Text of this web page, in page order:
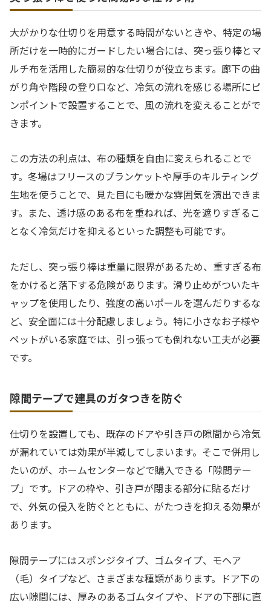
大がかりな仕切りを用意する時間がないときや、特定の場
所だけを一時的にガードしたい場合には、突っ張り棒とマ
ルチ布を活用した簡易的な仕切りが役立ちます。廊下の曲
がり角や階段の登り口など、冷気の流れを感じる場所にピ
ンポイントで設置することで、風の流れを変えることがで
きます。
この方法の利点は、布の種類を自由に変えられることで
す。冬場はフリースのブランケットや厚手のキルティング
生地を使うことで、見た目にも暖かな雰囲気を演出できま
す。また、透け感のある布を重ねれば、光を遮りすぎるこ
となく冷気だけを抑えるといった調整も可能です。
ただし、突っ張り棒は重量に限界があるため、重すぎる布
をかけると落下する危険があります。滑り止めがついたキ
ャップを使用したり、強度の高いポールを選んだりするな
ど、安全面には十分配慮しましょう。特に小さなお子様や
ペットがいる家庭では、引っ張っても倒れない工夫が必要
です。
隙間テープで建具のガタつきを防ぐ
仕切りを設置しても、既存のドアや引き戸の隙間から冷気
が漏れていては効果が半減してしまいます。そこで併用し
たいのが、ホームセンターなどで購入できる「隙間テー
プ」です。ドアの枠や、引き戸が閉まる部分に貼るだけ
で、外気の侵入を防ぐとともに、がたつきを抑える効果が
あります。
隙間テープにはスポンジタイプ、ゴムタイプ、モヘア
（毛）タイプなど、さまざまな種類があります。ドア下の
広い隙間には、厚みのあるゴムタイプや、ドアの下部に直